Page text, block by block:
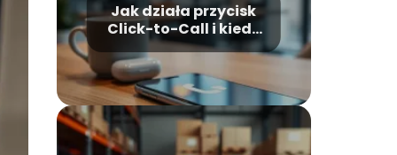
Jak działa przycisk
Click-to-Call i kiedy
go stosować?